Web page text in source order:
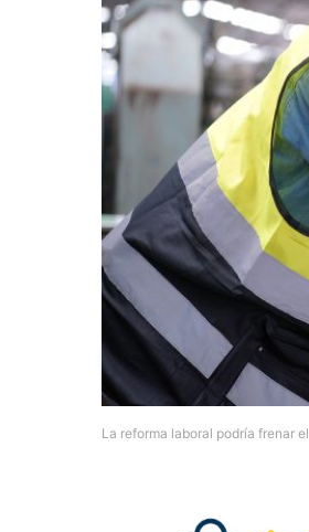
La reforma laboral podría frenar